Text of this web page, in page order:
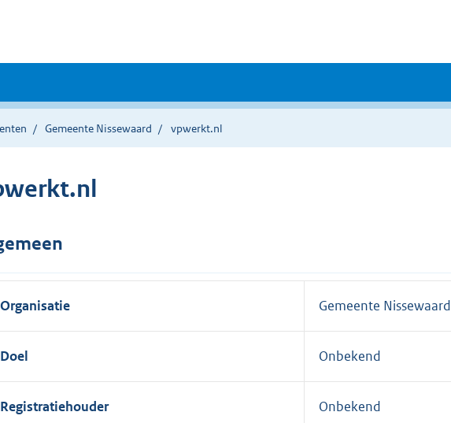
Gemeente Nissewaard vpwerkt.nl
Organisatie Gemeente Nissewaard
Doel Onbekend
Registratiehouder Onbekend